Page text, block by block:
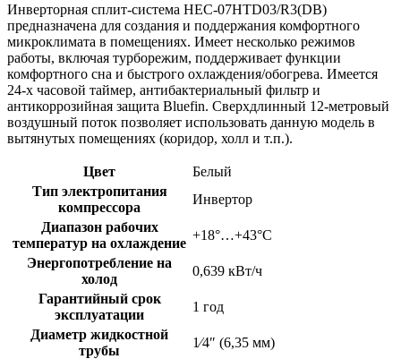
Инверторная сплит-система HEC-07HTD03/R3(DB)
предназначена для создания и поддержания комфортного
микроклимата в помещениях. Имеет несколько режимов
работы, включая турборежим, поддерживает функции
комфортного сна и быстрого охлаждения/обогрева. Имеется
24-х часовой таймер, антибактериальный фильтр и
антикоррозийная защита Bluefin. Сверхдлинный 12-метровый
воздушный поток позволяет использовать данную модель в
вытянутых помещениях (коридор, холл и т.п.).
Цвет
Белый
Тип электропитания
компрессора
Инвертор
Диапазон рабочих
температур на охлаждение
+18°…+43°C
Энергопотребление на
холод
0,639 кВт/ч
Гарантийный срок
эксплуатации
1 год
Диаметр жидкостной
трубы
1⁄4″ (6,35 мм)